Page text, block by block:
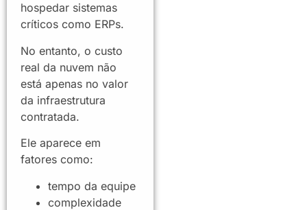
hospedar sistemas
críticos como ERPs.
No entanto, o custo
real da nuvem não
está apenas no valor
da infraestrutura
contratada.
Ele aparece em
fatores como:
tempo da equipe
complexidade